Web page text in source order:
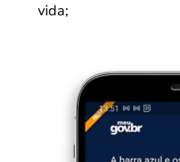
vida;